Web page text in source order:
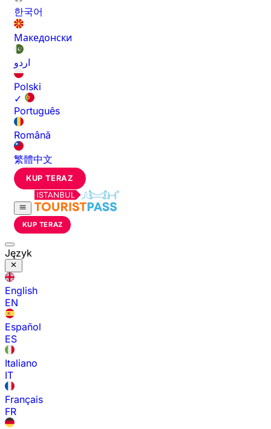
한국어
Македонски
اردو
Polski
✓
Português
Română
繁體中文
KUP TERAZ
KUP TERAZ
Język
English
EN
Español
ES
Italiano
IT
Français
FR